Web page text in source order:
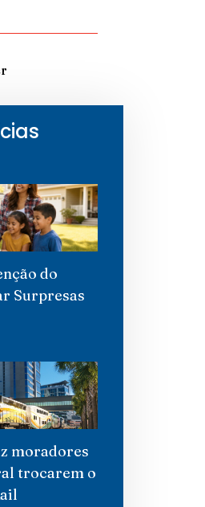
do
Surpresas
moradores
trocarem o